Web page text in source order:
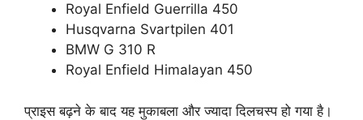
Royal Enfield Guerrilla 450
Husqvarna Svartpilen 401
BMW G 310 R
Royal Enfield Himalayan 450
प्राइस बढ़ने के बाद यह मुकाबला और ज्यादा दिलचस्प हो गया है।